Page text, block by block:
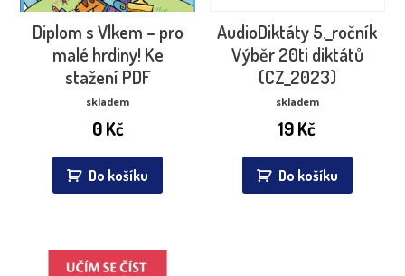
Diplom s Vlkem – pro
malé hrdiny! Ke
stažení PDF
skladem
0Kč
Do košíku
AudioDiktáty 5._ročník
Výběr 20ti diktátů
(CZ_2023)
skladem
19Kč
Do košíku